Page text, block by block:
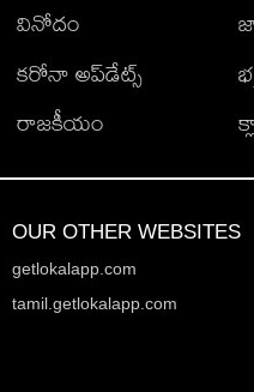
వినోదం
కరోనా అప్‌డేట్స్
రాజకీయం
OUR OTHER WEBSITES
getlokalapp.com
tamil.getlokalapp.com